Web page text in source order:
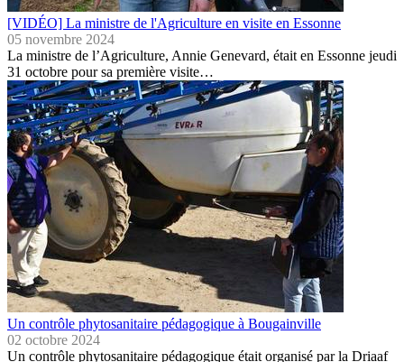
[VIDÉO] La ministre de l'Agriculture en visite en Essonne
05 novembre 2024
La ministre de l’Agriculture, Annie Genevard, était en Essonne jeudi
31 octobre pour sa première visite…
Un contrôle phytosanitaire pédagogique à Bougainville
02 octobre 2024
Un contrôle phytosanitaire pédagogique était organisé par la Driaaf